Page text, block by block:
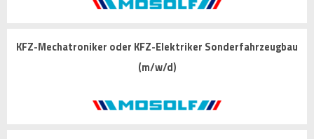
KFZ-Mechatroniker oder KFZ-Elektriker Sonderfahrzeugbau
(m/w/d)